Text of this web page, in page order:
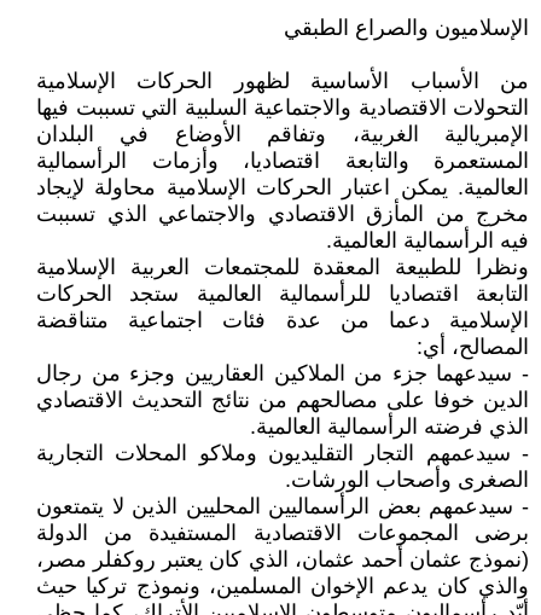
الإسلاميون والصراع الطبقي
من الأسباب الأساسية لظهور الحركات الإسلامية
التحولات الاقتصادية والاجتماعية السلبية التي تسببت فيها
الإمبريالية الغربية، وتفاقم الأوضاع في البلدان
المستعمرة والتابعة اقتصاديا، وأزمات الرأسمالية
العالمية. يمكن اعتبار الحركات الإسلامية محاولة لإيجاد
مخرج من المأزق الاقتصادي والاجتماعي الذي تسببت
فيه الرأسمالية العالمية.
ونظرا للطبيعة المعقدة للمجتمعات العربية الإسلامية
التابعة اقتصاديا للرأسمالية العالمية ستجد الحركات
الإسلامية دعما من عدة فئات اجتماعية متناقضة
المصالح، أي:
- سيدعهما جزء من الملاكين العقاريين وجزء من رجال
الدين خوفا على مصالحهم من نتائج التحديث الاقتصادي
الذي فرضته الرأسمالية العالمية.
- سيدعمهم التجار التقليديون وملاكو المحلات التجارية
الصغرى وأصحاب الورشات.
- سيدعمهم بعض الرأسماليين المحليين الذين لا يتمتعون
برضى المجموعات الاقتصادية المستفيدة من الدولة
(نموذج عثمان أحمد عثمان، الذي كان يعتبر روكفلر مصر،
والذي كان يدعم الإخوان المسلمين، ونموذج تركيا حيث